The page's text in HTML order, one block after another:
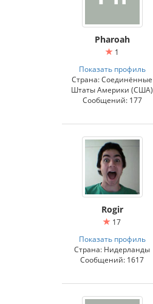
Pharoah
1
Показать профиль
Страна: Соединённые
Штаты Америки (США)
Сообщений: 177
Rogir
17
Показать профиль
Страна: Нидерланды
Сообщений: 1617